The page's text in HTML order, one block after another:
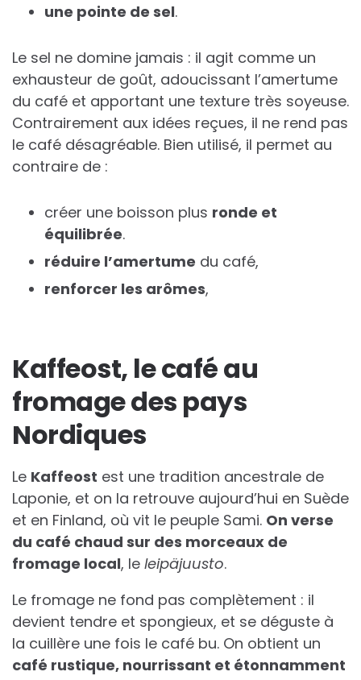
une pointe de sel.
Le sel ne domine jamais : il agit comme un
exhausteur de goût, adoucissant l’amertume
du café et apportant une texture très soyeuse.
Contrairement aux idées reçues, il ne rend pas
le café désagréable. Bien utilisé, il permet au
contraire de :
créer une boisson plus ronde et
équilibrée.
réduire l’amertume du café,
renforcer les arômes,
Kaffeost, le café au
fromage des pays
Nordiques
Le Kaffeost est une tradition ancestrale de
Laponie, et on la retrouve aujourd’hui en Suède
et en Finland, où vit le peuple Sami. On verse
du café chaud sur des morceaux de
fromage local, le leipäjuusto.
Le fromage ne fond pas complètement : il
devient tendre et spongieux, et se déguste à
la cuillère une fois le café bu. On obtient un
café rustique, nourrissant et étonnamment